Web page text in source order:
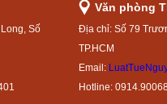
Số
Văn phòng
Địa chỉ: Số 79
TP.HCM
Email:
Hotline: